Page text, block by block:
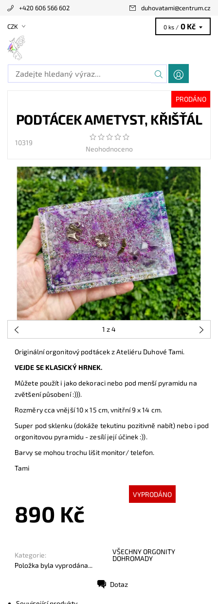
+420 606 566 602 duhovatami@centrum.cz
CZK 0 ks / 0 Kč
PRODÁNO
PODTÁCEK AMETYST, KŘIŠŤÁL
10319
Neohodnoceno
1 z 4
Originální orgonitový podtácek z Ateliéru Duhové Tami.
VEJDE SE KLASICKÝ HRNEK.
Můžete použít i jako dekoraci nebo pod menší pyramidu na
zvětšení působení :))).
Rozměry cca vnější 10 x 15 cm, vnitřní 9 x 14 cm.
Super pod sklenku (dokáže tekutinu pozitivně nabít) nebo i pod
orgonitovou pyramidu - zesílí její účinek :)).
Barvy se mohou trochu lišit monitor/ telefon.
Tami
VYPRODÁNO
890 Kč
Kategorie:
VŠECHNY ORGONITY
DOHROMADY
Položka byla vyprodána...
Dotaz